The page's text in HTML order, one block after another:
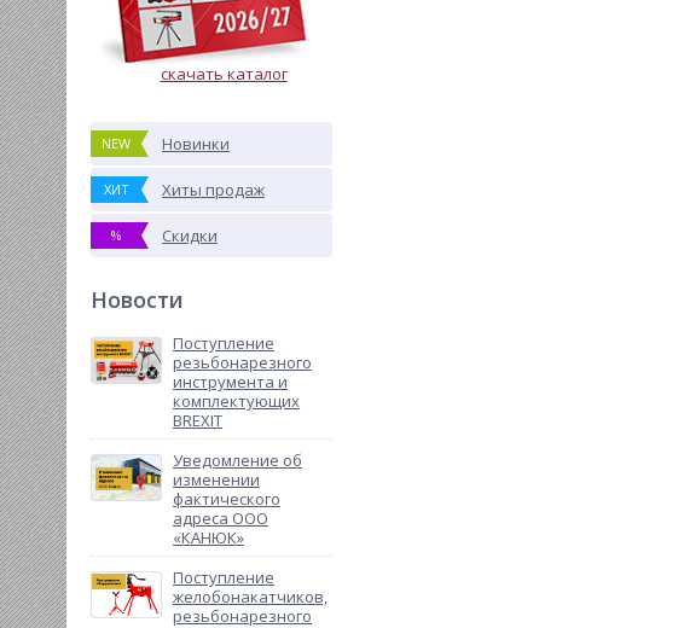
скачать каталог
NEW Новинки
ХИТ Хиты продаж
% Скидки
Новости
Поступление
резьбонарезного
инструмента и
комплектующих
BREXIT
Уведомление об
изменении
фактического
адреса ООО
«КАНЮК»
Поступление
желобонакатчиков,
резьбонарезного